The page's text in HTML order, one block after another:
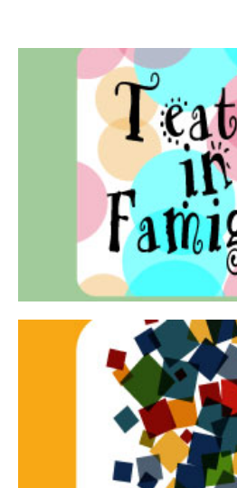
Teatro in
Teatro In Famiglia è una
per far condividere e godere
famiglia.
Continua
Tracce Dinamiche è una
d’innovazione e
Continua